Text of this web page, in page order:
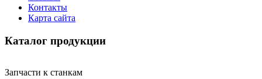
Контакты
Карта сайта
Каталог продукции
Запчасти к станкам